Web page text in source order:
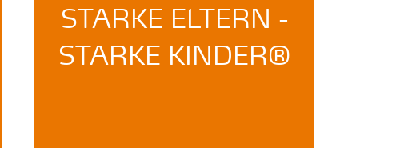
STARKE ELTERN -
STARKE KINDER®